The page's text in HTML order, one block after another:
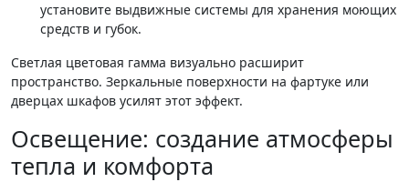
установите выдвижные системы для хранения моющих
средств и губок.
Светлая цветовая гамма визуально расширит
пространство. Зеркальные поверхности на фартуке или
дверцах шкафов усилят этот эффект.
Освещение: создание атмосферы
тепла и комфорта